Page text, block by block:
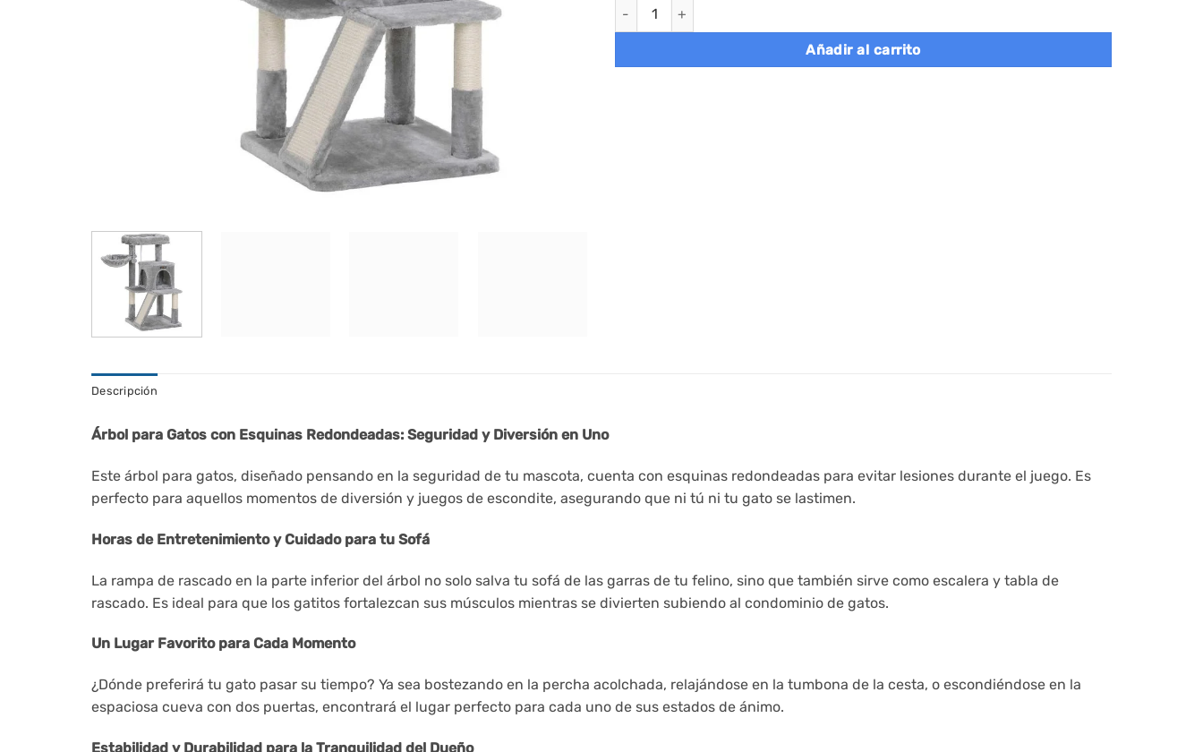
Rascador gatos, vivienda, rampa, plataforma, gris claro cantidad
Añadir al carrito
Descripción
Árbol para Gatos con Esquinas Redondeadas: Seguridad y Diversión en Uno
Este árbol para gatos, diseñado pensando en la seguridad de tu mascota, cuenta con esquinas redondeadas para evitar lesiones durante el juego. Es
perfecto para aquellos momentos de diversión y juegos de escondite, asegurando que ni tú ni tu gato se lastimen.
Horas de Entretenimiento y Cuidado para tu Sofá
La rampa de rascado en la parte inferior del árbol no solo salva tu sofá de las garras de tu felino, sino que también sirve como escalera y tabla de
rascado. Es ideal para que los gatitos fortalezcan sus músculos mientras se divierten subiendo al condominio de gatos.
Un Lugar Favorito para Cada Momento
¿Dónde preferirá tu gato pasar su tiempo? Ya sea bostezando en la percha acolchada, relajándose en la tumbona de la cesta, o escondiéndose en la
espaciosa cueva con dos puertas, encontrará el lugar perfecto para cada uno de sus estados de ánimo.
Estabilidad y Durabilidad para la Tranquilidad del Dueño